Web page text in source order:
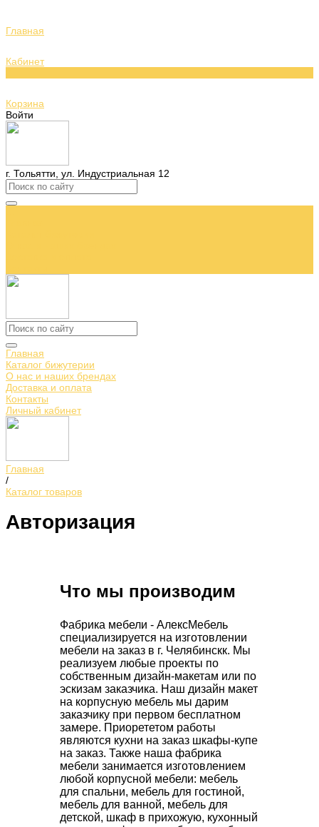
Главная
Кабинет
Корзина
Войти
г. Тольятти, ул. Индустриальная 12
Главная
Каталог бижутерии
О нас и наших брендах
Доставка и оплата
Контакты
Личный кабинет
Главная
/
Каталог товаров
Авторизация
Фабрика мебели - АлексМебель
специализируется на изготовлении
мебели на заказ в г. Челябинскк. Мы
реализуем любые проекты по
собственным дизайн-макетам или по
эскизам заказчика. Наш дизайн макет
на корпусную мебель мы дарим
заказчику при первом бесплатном
замере. Приорететом работы
являются кухни на заказ шкафы-купе
на заказ. Также наша фабрика
мебели занимается изготовлением
любой корпусной мебели: мебель
для спальни, мебель для гостиной,
мебель для ванной, мебель для
детской, шкаф в прихожую, кухонный
Что мы производим